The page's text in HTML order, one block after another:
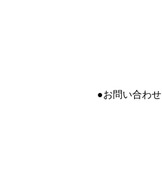
お問い合わせ